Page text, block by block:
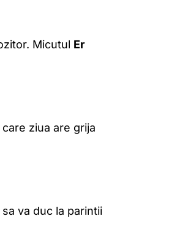
Micutul Er
care ziua are grija
va duc la parintii